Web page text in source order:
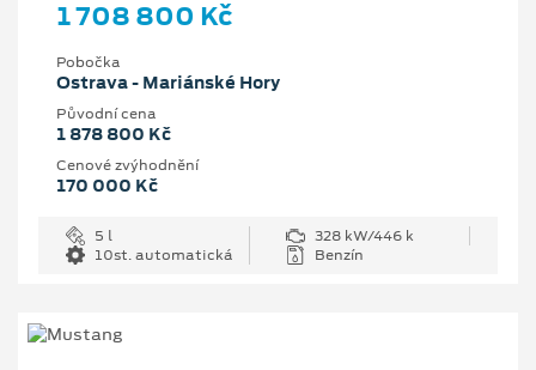
1 708 800 Kč
Pobočka
Ostrava - Mariánské Hory
Původní cena
1 878 800 Kč
Cenové zvýhodnění
170 000 Kč
5 l
328 kW/446 k
10st. automatická
Benzín